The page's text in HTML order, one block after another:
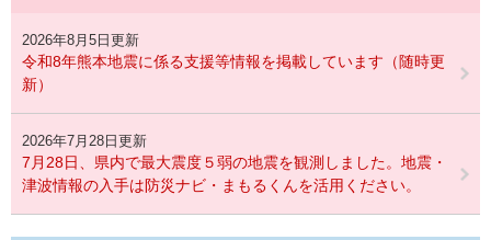
2026年8月5日更新
令和8年熊本地震に係る支援等情報を掲載しています（随時更
新）
2026年7月28日更新
7月28日、県内で最大震度５弱の地震を観測しました。地震・
津波情報の入手は防災ナビ・まもるくんを活用ください。